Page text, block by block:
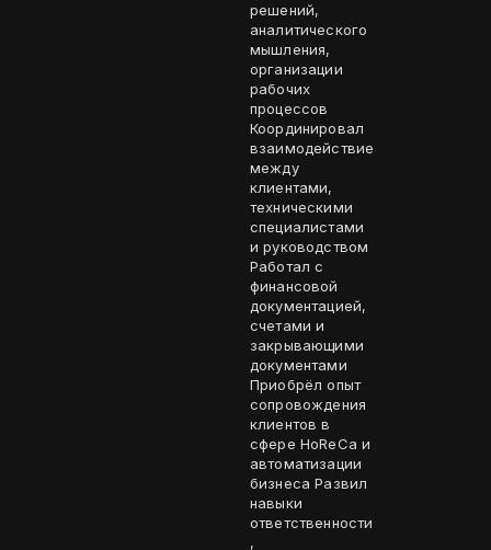
решений,
аналитического
мышления,
организации
рабочих
процессов
Координировал
взаимодействие
между
клиентами,
техническими
специалистами
и руководством
Работал с
финансовой
документацией,
счетами и
закрывающими
документами
Приобрёл опыт
сопровождения
клиентов в
сфере HoReCa и
автоматизации
бизнеса Развил
навыки
ответственности
,